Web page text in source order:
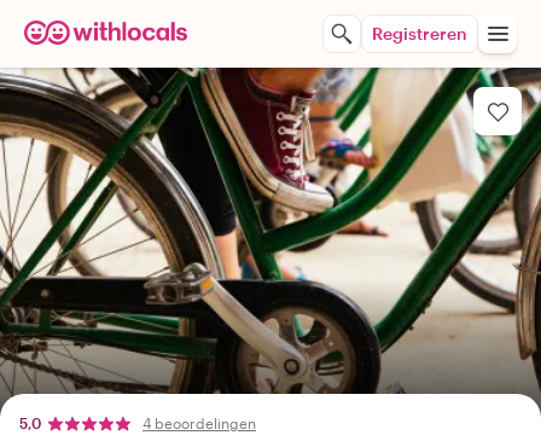
Registreren
5,0 4 beoordelingen